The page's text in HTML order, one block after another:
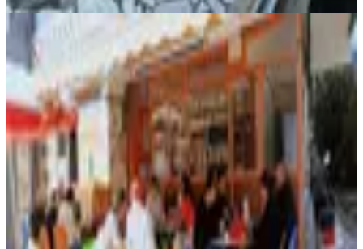
Muratpaşa Çağlayan'da İşlek Sokak
Cepheli Devren Kiralık İşyeri
Muratpaşa, Çağlayan Mahallesi
77 m²
Düz Giriş (Zemin) ·20.01.2026
1.000.000 ₺
ARNA GAYRİMENKULArna Gayrimenkul
Ara